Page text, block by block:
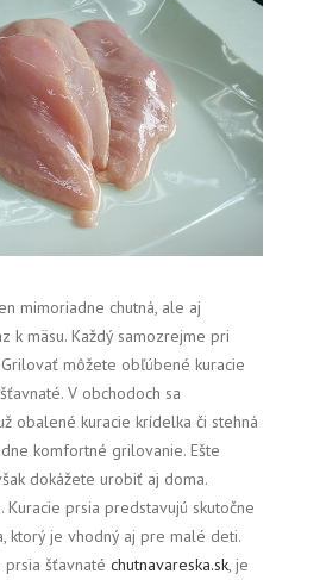
mimoriadne chutná, ale aj
k mäsu. Každý samozrejme pri
môžete obľúbené kuracie
V obchodoch sa
obalené kuracie krídelka či stehná
komfortné grilovanie. Ešte
dokážete urobiť aj doma.
Kuracie prsia predstavujú skutočne
ktorý je vhodný aj pre malé deti.
šťavnaté chutnavareska.sk, je